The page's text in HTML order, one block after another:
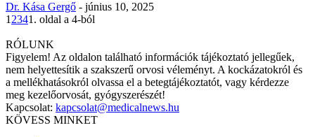
Dr. Kása Gergő - június 10, 2025
1 2341. oldal a 4-ból
RÓLUNK
Figyelem! Az oldalon található információk tájékoztató jellegűek,
nem helyettesítik a szakszerű orvosi véleményt. A kockázatokról és
a mellékhatásokról olvassa el a betegtájékoztatót, vagy kérdezze
meg kezelőorvosát, gyógyszerészét!
Kapcsolat: kapcsolat@medicalnews.hu
KÖVESS MINKET